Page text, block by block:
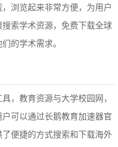
浏览起来非常方便，为用户
索学术资源，免费下载全球
的学术需求。
，教育资源与大学校园网，
可以通过长鹅教育加速器官
便捷的方式搜索和下载海外